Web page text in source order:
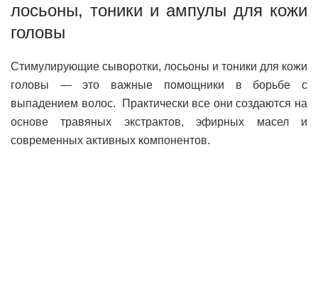
лосьоны, тоники и ампулы для кожи
головы
Стимулирующие сыворотки, лосьоны и тоники для кожи
головы — это важные помощники в борьбе с
выпадением волос. Практически все они создаются на
основе травяных экстрактов, эфирных масел и
современных активных компонентов.